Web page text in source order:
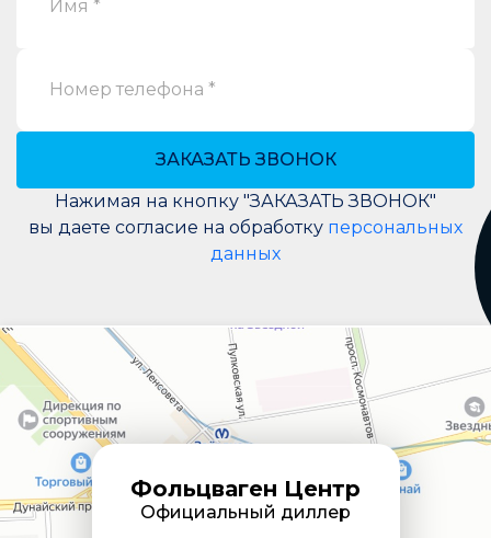
ЗАКАЗАТЬ ЗВОНОК
Нажимая на кнопку "ЗАКАЗАТЬ ЗВОНОК"
вы даете согласие на обработку персональных
данных
Фольцваген Центр
Официальный диллер